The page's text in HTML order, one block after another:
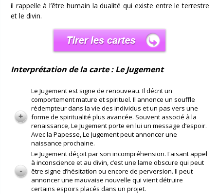
il rappelle à l’être humain la dualité qui existe entre le terrestre
et le divin.
Interprétation de la carte : Le Jugement
Le Jugement est signe de renouveau. Il décrit un
comportement mature et spirituel. Il annonce un souffle
rédempteur dans la vie des individus et un pas vers une
forme de spiritualité plus avancée. Souvent associé à la
renaissance, Le Jugement porte en lui un message d’espoir.
Avec la Papesse, Le Jugement peut annoncer une
naissance prochaine.
Le Jugement déçoit par son incompréhension. Faisant appel
à inconscience et au divin, c’est une lame obscure qui peut
être signe d’hésitation ou encore de perversion. Il peut
annoncer une mauvaise nouvelle qui vient détruire
certains espoirs placés dans un projet.